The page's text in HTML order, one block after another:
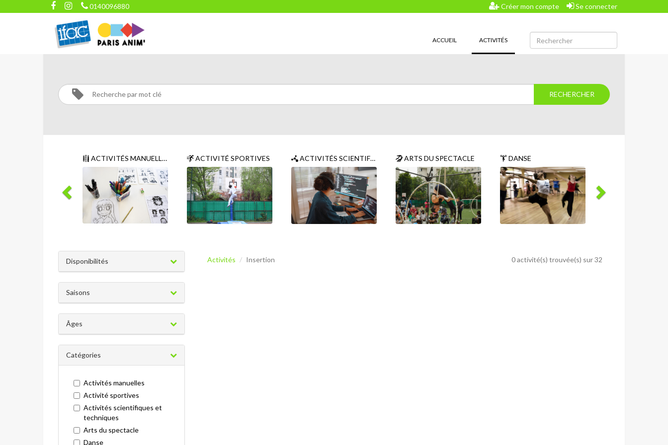
0140096880 Créer mon compte Se connecter
ACCUEIL ACTIVITÉS(CURRENT)
INSERTION
Activités
ACTIVITÉS MANUELLES ACTIVITÉ SPORTIVES ACTIVITÉS SCIENTIFIQUES ET TECHNIQUES ARTS DU SPECTACLE DANSE
Disponibilités
Saisons
Âges
Catégories
Activités manuelles
Activité sportives
Activités scientifiques et
techniques
Arts du spectacle
Danse
Activités Insertion 0 activité(s) trouvée(s) sur 32